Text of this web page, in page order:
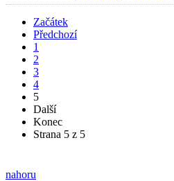
Začátek
Předchozí
1
2
3
4
5
Další
Konec
Strana 5 z 5
nahoru